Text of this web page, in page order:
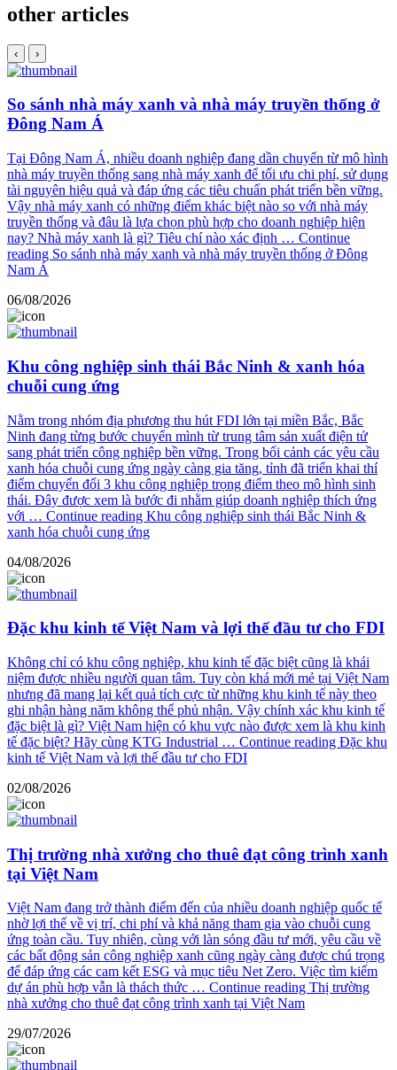
other articles
‹ ›
So sánh nhà máy xanh và nhà máy truyền thống ở
Đông Nam Á
Tại Đông Nam Á, nhiều doanh nghiệp đang dần chuyển từ mô hình
nhà máy truyền thống sang nhà máy xanh để tối ưu chi phí, sử dụng
tài nguyên hiệu quả và đáp ứng các tiêu chuẩn phát triển bền vững.
Vậy nhà máy xanh có những điểm khác biệt nào so với nhà máy
truyền thống và đâu là lựa chọn phù hợp cho doanh nghiệp hiện
nay? Nhà máy xanh là gì? Tiêu chí nào xác định … Continue
reading So sánh nhà máy xanh và nhà máy truyền thống ở Đông
Nam Á
06/08/2026
Khu công nghiệp sinh thái Bắc Ninh & xanh hóa
chuỗi cung ứng
Nằm trong nhóm địa phương thu hút FDI lớn tại miền Bắc, Bắc
Ninh đang từng bước chuyển mình từ trung tâm sản xuất điện tử
sang phát triển công nghiệp bền vững. Trong bối cảnh các yêu cầu
xanh hóa chuỗi cung ứng ngày càng gia tăng, tỉnh đã triển khai thí
điểm chuyển đổi 3 khu công nghiệp trọng điểm theo mô hình sinh
thái. Đây được xem là bước đi nhằm giúp doanh nghiệp thích ứng
với … Continue reading Khu công nghiệp sinh thái Bắc Ninh &
xanh hóa chuỗi cung ứng
04/08/2026
Đặc khu kinh tế Việt Nam và lợi thế đầu tư cho FDI
Không chỉ có khu công nghiệp, khu kinh tế đặc biệt cũng là khái
niệm được nhiều người quan tâm. Tuy còn khá mới mẻ tại Việt Nam
nhưng đã mang lại kết quả tích cực từ những khu kinh tế này theo
ghi nhận hàng năm không thể phủ nhận. Vậy chính xác khu kinh tế
đặc biệt là gì? Việt Nam hiện có khu vực nào được xem là khu kinh
tế đặc biệt? Hãy cùng KTG Industrial … Continue reading Đặc khu
kinh tế Việt Nam và lợi thế đầu tư cho FDI
02/08/2026
Thị trường nhà xưởng cho thuê đạt công trình xanh
tại Việt Nam
Việt Nam đang trở thành điểm đến của nhiều doanh nghiệp quốc tế
nhờ lợi thế về vị trí, chi phí và khả năng tham gia vào chuỗi cung
ứng toàn cầu. Tuy nhiên, cùng với làn sóng đầu tư mới, yêu cầu về
các bất động sản công nghiệp xanh cũng ngày càng được chú trọng
để đáp ứng các cam kết ESG và mục tiêu Net Zero. Việc tìm kiếm
dự án phù hợp vẫn là thách thức … Continue reading Thị trường
nhà xưởng cho thuê đạt công trình xanh tại Việt Nam
29/07/2026